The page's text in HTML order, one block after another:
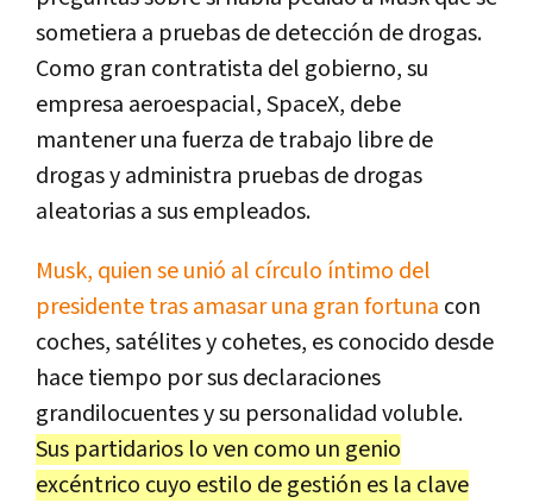
sometiera a pruebas de detección de drogas.
Como gran contratista del gobierno, su
empresa aeroespacial, SpaceX, debe
mantener una fuerza de trabajo libre de
drogas y administra pruebas de drogas
aleatorias a sus empleados.
Musk, quien se unió al círculo íntimo del
presidente tras amasar una gran fortuna con
coches, satélites y cohetes, es conocido desde
hace tiempo por sus declaraciones
grandilocuentes y su personalidad voluble.
Sus partidarios lo ven como un genio
excéntrico cuyo estilo de gestión es la clave